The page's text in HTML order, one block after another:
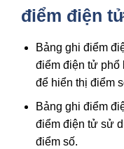
điểm điện
Bảng ghi điểm
điểm điện tử phổ
để hiển thị điểm
Bảng ghi điểm
điểm điện tử sử
điểm số.